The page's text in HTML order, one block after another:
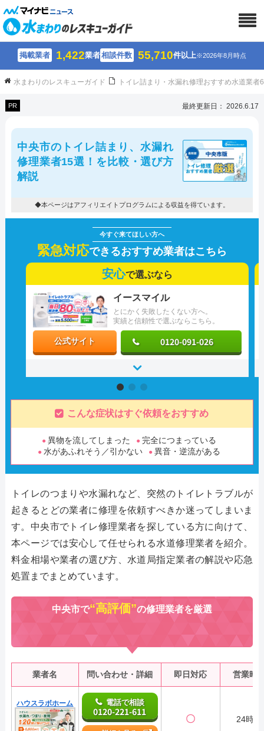
掲載業者 1,422業者相談件数 55,710件以上※2026年8月時点
水まわりのレスキューガイド トイレ詰まり・水漏れ修理おすすめ水道業
PR 最終更新日： 2026.6.17
中央市のトイレ詰まり、水漏れ
修理業者15選！を比較・選び方
解説
◆本ページはアフィリエイトプログラムによる収益を得ています。
緊急対応できるおすすめ業者はこちら
安心で選ぶなら
とにかく失敗したくない方へ。
実績と信頼性で選ぶならこちら。
イースマイル
公式サイト 0120-091-026
こんな症状はすぐ依頼をおすすめ
異物を流してしまった
完全につまっている
水があふれそう／引かない
異音・逆流がある
トイレのつまりや水漏れなど、突然のトイレトラブルが
起きるとどの業者に修理を依頼すべきか迷ってしまいま
す。中央市でトイレ修理業者を探している方に向けて、
本ページでは安心して任せられる水道修理業者を紹介。
料金相場や業者の選び方、水道局指定業者の解説や応急
処置までまとめています。
中央市で“高評価”の修理業者を厳選
業者名 問い合わせ・詳細 即日対応 営業時
ハウスラボホーム 電話で相談
0120-221-611
〇 24時間